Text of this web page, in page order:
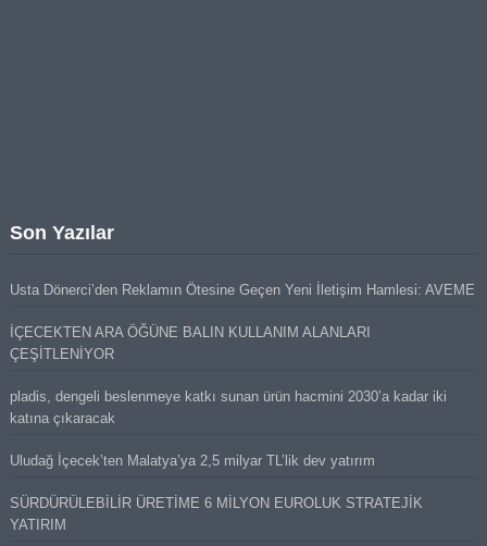
Son Yazılar
Usta Dönerci’den Reklamın Ötesine Geçen Yeni İletişim Hamlesi: AVEME
İÇECEKTEN ARA ÖĞÜNE BALIN KULLANIM ALANLARI
ÇEŞİTLENİYOR
pladis, dengeli beslenmeye katkı sunan ürün hacmini 2030’a kadar iki
katına çıkaracak
Uludağ İçecek’ten Malatya’ya 2,5 milyar TL’lik dev yatırım
SÜRDÜRÜLEBİLİR ÜRETİME 6 MİLYON EUROLUK STRATEJİK
YATIRIM